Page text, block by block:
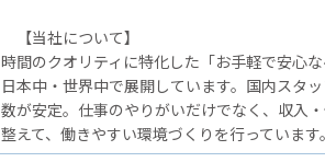
【当社について】
時間のクオリティに特化した「お手軽で安心
日本中・世界中で展開しています。国内スタ
数が安定。仕事のやりがいだけでなく、収入
整えて、働きやすい環境づくりを行っています。